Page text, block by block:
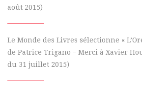
août 2015)
Le Monde des Livres sélectionne «
de Patrice Trigano – Merci à Xavier
du 31 juillet 2015)